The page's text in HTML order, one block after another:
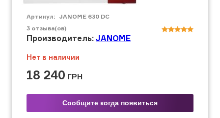
Артикул: JANOME 630 DC
3 отзыва(ов)
Производитель: JANOME
Нет в наличии
18 240 ГРН
Сообщите когда появиться